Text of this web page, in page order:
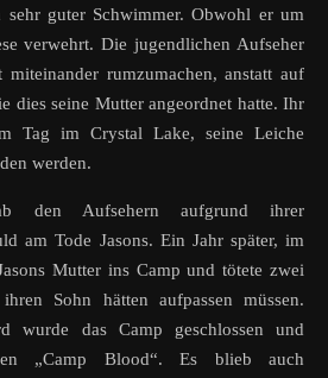
guter Schwimmer. Obwohl er um
verwehrt. Die jugendlichen Aufseher
miteinander rumzumachen, anstatt auf
dies seine Mutter angeordnet hatte. Ihr
Tag im Crystal Lake, seine Leiche
werden.
den Aufsehern aufgrund ihrer
am Tode Jasons. Ein Jahr später, im
Mutter ins Camp und tötete zwei
Sohn hätten aufpassen müssen.
wurde das Camp geschlossen und
„Camp Blood“. Es blieb auch